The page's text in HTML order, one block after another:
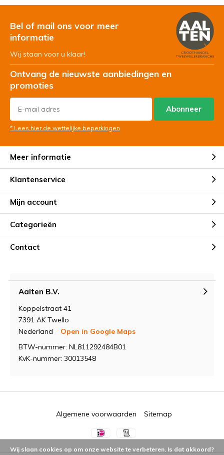
Bel of mail ons voor meer
informatie
Wij staan voor u klaar!
Ontvang de nieuwste aanbiedingen en
promoties
Abonneer
* Lees hier de wettelijke beperkingen
Meer informatie
Klantenservice
Mijn account
Categorieën
Contact
Aalten B.V.
Koppelstraat 41
7391 AK Twello
Nederland
Open in Google Maps
BTW-nummer: NL811292484B01
KvK-nummer: 30013548
Algemene voorwaarden Sitemap
Wij slaan cookies op om onze website te verbeteren. Is dat akkoord?